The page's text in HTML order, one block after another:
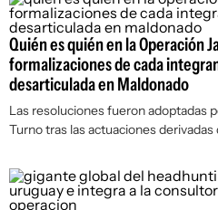
Quién es quién en la Operación
formalizaciones de cada
desarticulada en Maldonado
Las resoluciones fueron adoptadas
Turno tras las actuaciones derivadas